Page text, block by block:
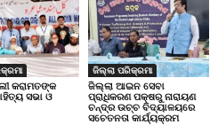
କରାମତଙ୍କ
ସଭା ଓ
ଜିଲ୍ଲା ପରିକ୍ରମା
ଜିଲ୍ଲା ଆଇନ ସେବା
ପ୍ରାଧିକରଣ ପକ୍ଷରୁ ନାରାୟଣ
ଚନ୍ଦ୍ର ଉଚ୍ଚ ବିଦ୍ୟାଳୟରେ
ସଚେତନତା କାର୍ଯ୍ୟକ୍ରମ